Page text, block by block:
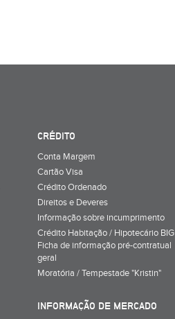
CRÉDITO
Conta Margem
Cartão Visa
Crédito Ordenado
Direitos e Deveres
Informação sobre incumprimento
Crédito Habitação / Hipotecário BIG
Ficha de informação pré-contratual
geral
Moratória / Tempestade "Kristin"
INFORMAÇÃO DE MERCADO